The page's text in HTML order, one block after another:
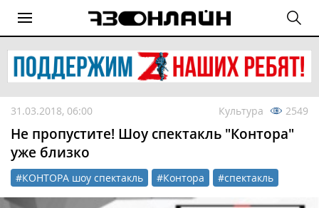
31.03.2018, 06:00 Культура 2549
Не пропустите! Шоу спектакль "Контора"
уже близко
#КОНТОРА шоу спектакль #Контора #спектакль